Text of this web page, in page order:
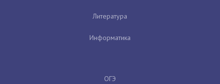
Литература
Информатика
ОГЭ